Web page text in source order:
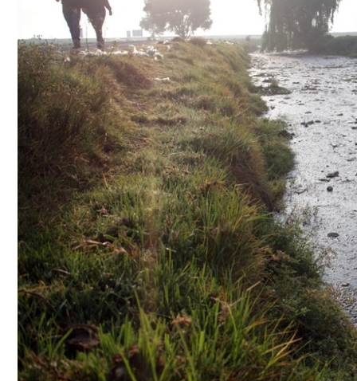
Conoce cual es el mejor calentador solar de
México